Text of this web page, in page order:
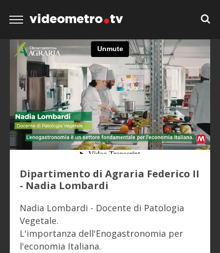
videometro tv
Dipartimento di Agraria Federico II
- Nadia Lombardi
Nadia Lombardi - Docente di Patologia
Vegetale.
L'importanza dell'Enogastronomia per
l'economia Italiana.